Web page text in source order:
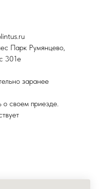
Парк Румянцево,
301е
заранее
о своем приезде.